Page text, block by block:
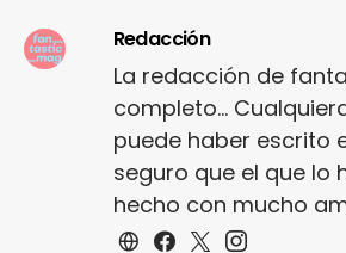
Redacción
La redacción de
completo...
puede haber escrito
seguro que el que lo
hecho con mucho